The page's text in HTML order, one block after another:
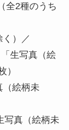
全2種のうち
）／
生写真（絵
）
絵柄未
写真（絵柄未